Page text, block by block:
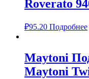
Roverato
₽95.20 Подробнее
Maytoni
Maytoni